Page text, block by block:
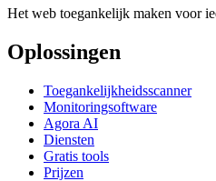
Het web toegankelijk maken voor
Oplossingen
Toegankelijkheidsscanner
Monitoringsoftware
Agora AI
Diensten
Gratis tools
Prijzen